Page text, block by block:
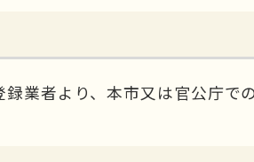
業者より、本市又は官公庁で